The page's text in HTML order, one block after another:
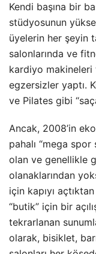
Kendi başına bir
stüdyosunun
üyelerin her şeyin
salonlarında ve
kardiyo makineleri
egzersizler yaptı.
ve Pilates gibi
Ancak, 2008’in
pahalı “mega
olan ve genellikle
olanaklarından
için kapıyı
“butik” için bir
tekrarlanan
olarak, bisiklet,